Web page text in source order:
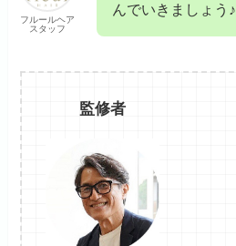
フルールヘア
スタッフ
んでいきましょう♪
監修者